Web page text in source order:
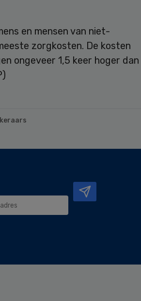
en mensen van niet-
zorgkosten. De kosten
ongeveer 1,5 keer hoger dan